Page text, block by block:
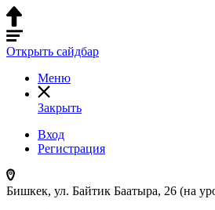
Открыть сайдбар
Меню
Закрыть
Вход
Регистрация
Бишкек, ул. Байтик Баатыра, 26 (на